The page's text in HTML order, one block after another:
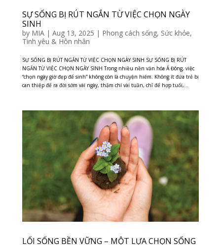
SỰ SỐNG BỊ RÚT NGẮN TỪ VIỆC CHỌN NGÀY
SINH
by MIA| Aug 13, 2025 | Phong cách sống, Sức khỏe,
Tình yêu & Hôn nhân
SỰ SỐNG BỊ RÚT NGẮN TỪ VIỆC CHỌN NGÀY SINH SỰ SỐNG BỊ RÚT
NGẮN TỪ VIỆC CHỌN NGÀY SINH Trong nhiều nền văn hóa Á Đông, việc
“chọn ngày giờ đẹp để sinh” không còn là chuyện hiếm. Không ít đứa trẻ bị
can thiệp để ra đời sớm vài ngày, thậm chí vài tuần, chỉ để hợp tuổi,...
LỐI SỐNG BỀN VỮNG – MỘT LỰA CHỌN SỐNG